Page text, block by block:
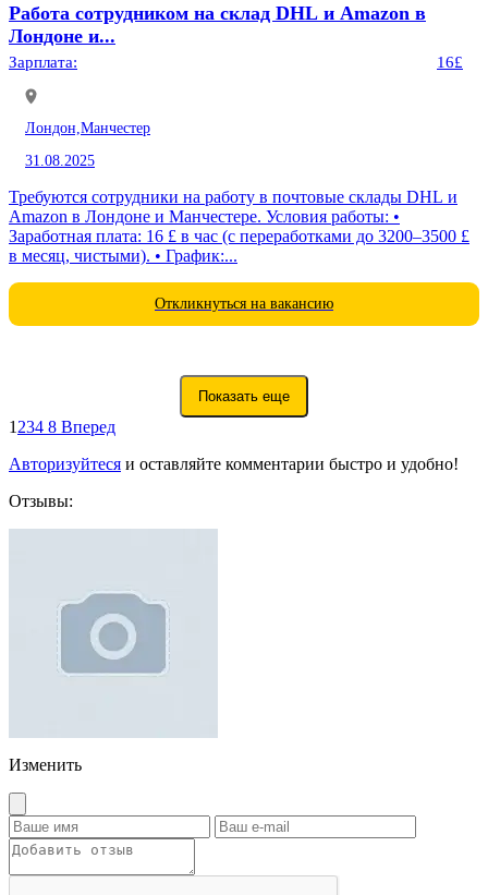
Работа сотрудником на склад DHL и Amazon в
Лондоне и...
Зарплата: 16£
Лондон, Манчестер
31.08.2025
Требуются сотрудники на работу в почтовые склады DHL и
Amazon в Лондоне и Манчестере. Условия работы: •
Заработная плата: 16 £ в час (с переработками до 3200–3500 £
в месяц, чистыми). • График:...
Откликнуться на вакансию
Показать еще
1 234 8 Вперед
Авторизуйтеся и оставляйте комментарии быстро и удобно!
Отзывы:
Изменить